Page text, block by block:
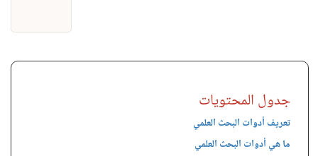
جدول المحتويات
تعريف أدوات البحث العلمي
ما هي أدوات البحث العلمي